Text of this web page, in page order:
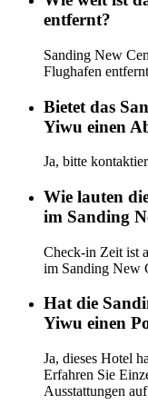
entfernt?
Sanding New
Flughafen
Bietet das
Yiwu einen
Ja, bitte
Wie lauten
im Sanding
Check-in Zeit ist
im Sanding New
Hat die
Yiwu einen
Ja, dieses Hotel
Erfahren Sie
Ausstattungen